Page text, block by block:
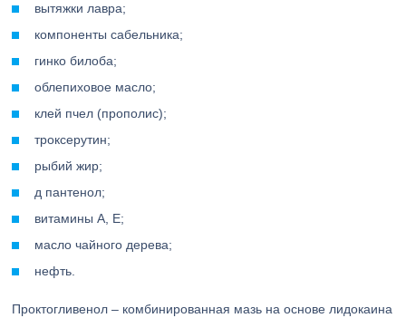
вытяжки лавра;
компоненты сабельника;
гинко билоба;
облепиховое масло;
клей пчел (прополис);
троксерутин;
рыбий жир;
д пантенол;
витамины А, Е;
масло чайного дерева;
нефть.
Проктогливенол – комбинированная мазь на основе лидокаина